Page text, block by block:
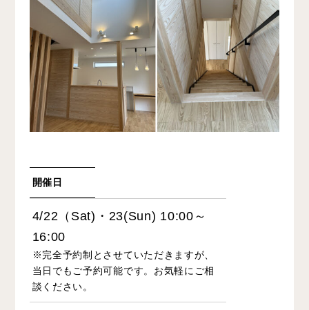
開催日
4/22（Sat)・23(Sun) 10:00～
16:00
※完全予約制とさせていただきますが、
当日でもご予約可能です。 お気軽にご相
談ください。